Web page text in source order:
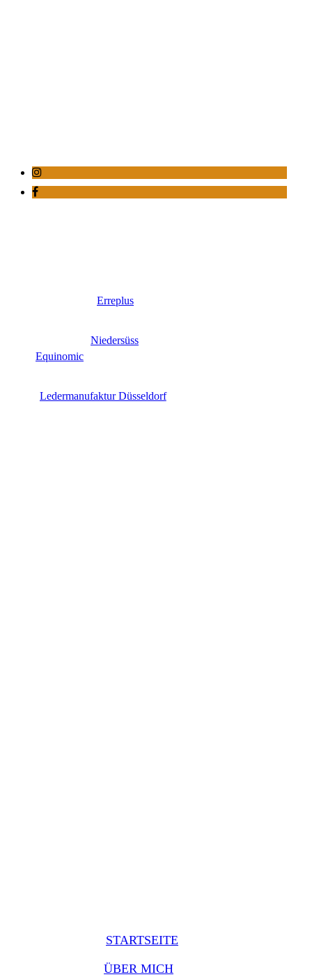
Erreplus
Niedersüss
Equinomic
Ledermanufaktur Düsseldorf
STARTSEITE
ÜBER MICH